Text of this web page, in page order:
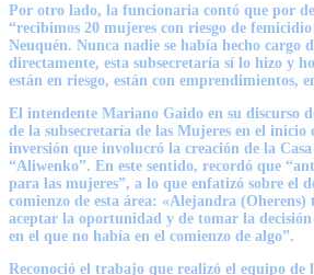
Por otro lado, la funcionaria contó que por
“recibimos 20 mujeres con riesgo de
Neuquén. Nunca nadie se había hecho cargo
directamente, esta subsecretaría sí lo hizo y
están en riesgo, están con emprendimientos,
El intendente Mariano Gaido en su discurso
de la subsecretaría de las Mujeres en el inicio
inversión que involucró la creación de la
“Aliwenko”. En este sentido, recordó que
para las mujeres”, a lo que enfatizó sobre el
comienzo de esta área: «Alejandra (Oherens)
aceptar la oportunidad y de tomar la
en el que no había en el comienzo de algo”.
Reconoció el trabajo que realizó el equipo de